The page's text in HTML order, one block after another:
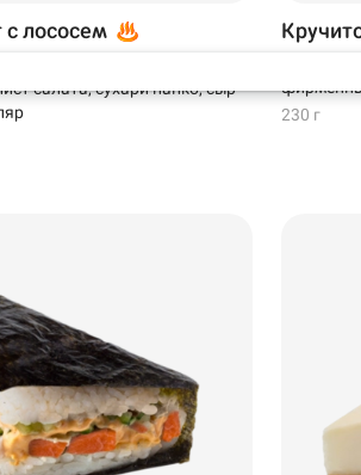
с лососем
салата, сухари панко, сыр
230 г